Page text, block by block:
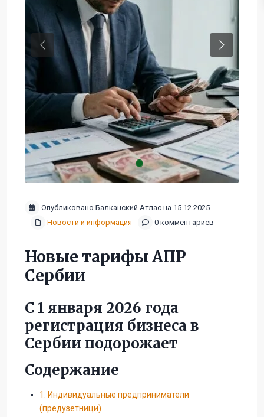
Previous Next
Опубликовано Балканский Атлас на 15.12.2025
Новости и информация
0 комментариев
Новые тарифы АПР
Сербии
С 1 января 2026 года
регистрация бизнеса в
Сербии подорожает
Содержание
1. Индивидуальные предприниматели
(предузетници)